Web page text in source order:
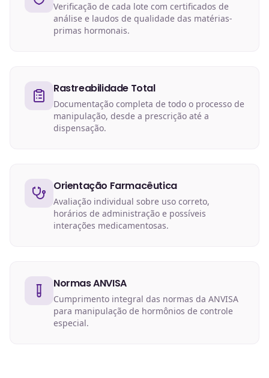
Verificação de cada lote com certificados de
análise e laudos de qualidade das matérias-
primas hormonais.
Rastreabilidade Total
Documentação completa de todo o processo de
manipulação, desde a prescrição até a
dispensação.
Orientação Farmacêutica
Avaliação individual sobre uso correto,
horários de administração e possíveis
interações medicamentosas.
Normas ANVISA
Cumprimento integral das normas da ANVISA
para manipulação de hormônios de controle
especial.